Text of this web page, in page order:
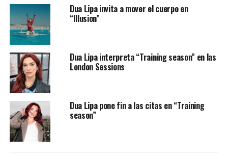
Dua Lipa invita a mover el cuerpo en
“Illusion”
Dua Lipa interpreta “Training season” en las
London Sessions
Dua Lipa pone fin a las citas en “Training
season”